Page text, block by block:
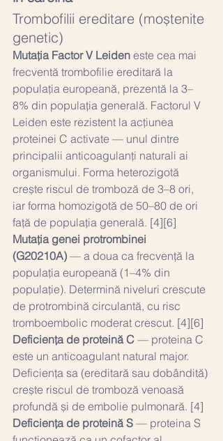
Trombofilii ereditare (moștenite
genetic)
Mutația Factor V Leiden este cea mai
frecventă trombofilie ereditară la
populația europeană, prezentă la 3–
8% din populația generală. Factorul V
Leiden este rezistent la acțiunea
proteinei C activate — unul dintre
principalii anticoagulanți naturali ai
organismului. Forma heterozigotă
crește riscul de tromboză de 3–8 ori,
iar forma homozigotă de 50–80 de ori
față de populația generală. [4][6]
Mutația genei protrombinei
(G20210A) — a doua ca frecvență la
populația europeană (1–4% din
populație). Determină niveluri crescute
de protrombină circulantă, cu risc
tromboembolic moderat crescut. [4][6]
Deficiența de proteină C — proteina C
este un anticoagulant natural major.
Deficiența sa (ereditară sau dobândită)
crește riscul de tromboză venoasă
profundă și de embolie pulmonară. [4]
Deficiența de proteină S — proteina S